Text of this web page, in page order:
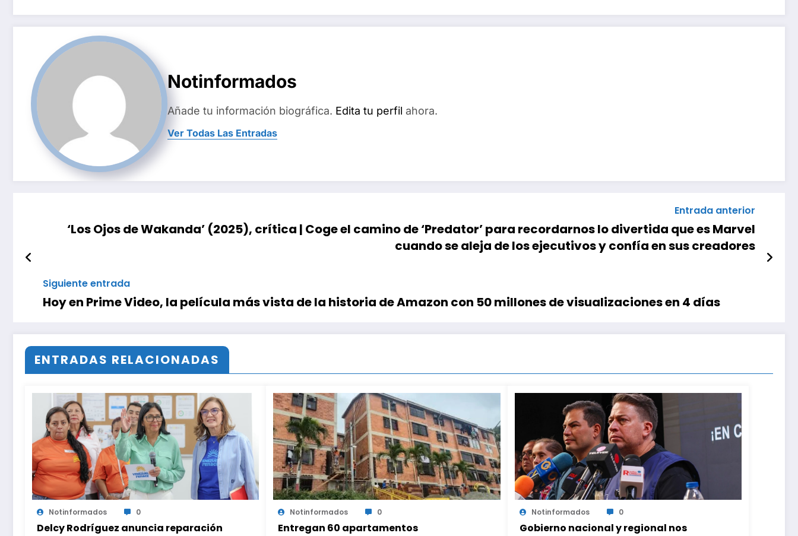
Notinformados
Añade tu información biográfica. Edita tu perfil ahora.
Ver Todas Las Entradas
Entrada anterior
‘Los Ojos de Wakanda’ (2025), crítica | Coge el camino de ‘Predator’ para recordarnos lo divertida que es Marvel
cuando se aleja de los ejecutivos y confía en sus creadores
Siguiente entrada
Hoy en Prime Video, la película más vista de la historia de Amazon con 50 millones de visualizaciones en 4 días
ENTRADAS RELACIONADAS
Notinformados 0
Delcy Rodríguez anuncia reparación
Notinformados 0
Entregan 60 apartamentos
Notinformados 0
Gobierno nacional y regional nos